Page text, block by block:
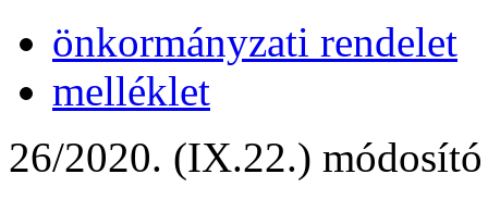
önkormányzati rendelet
melléklet
26/2020. (IX.22.)